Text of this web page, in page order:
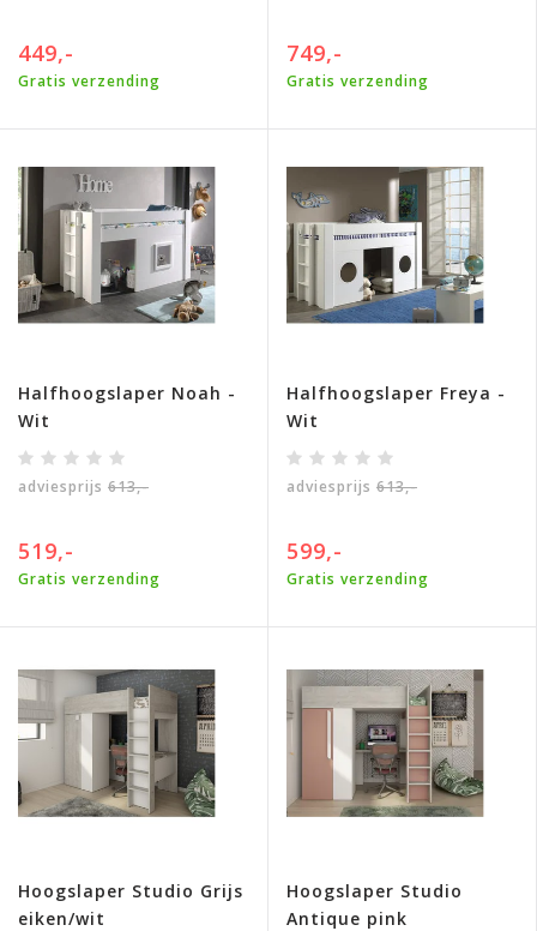
449,-
Gratis verzending
749,-
Gratis verzending
Halfhoogslaper Noah -
Wit
adviesprijs 613,-
519,-
Gratis verzending
Halfhoogslaper Freya -
Wit
adviesprijs 613,-
599,-
Gratis verzending
Hoogslaper Studio Grijs
eiken/wit
Hoogslaper Studio
Antique pink